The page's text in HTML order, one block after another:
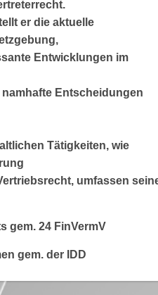
er die aktuelle
Entwicklungen im
Entscheidungen
Tätigkeiten, wie
umfassen
gem. 24 FinVermV
gem. der IDD